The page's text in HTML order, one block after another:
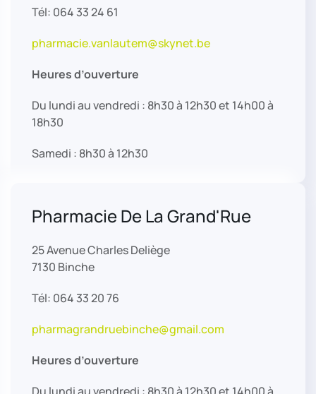
Tél: 064 33 24 61
pharmacie.vanlautem@skynet.be
Heures d’ouverture
Du lundi au vendredi : 8h30 à 12h30 et 14h00 à
18h30
Samedi : 8h30 à 12h30
Pharmacie De La Grand'Rue
25 Avenue Charles Deliège
7130 Binche
Tél: 064 33 20 76
pharmagrandruebinche@gmail.com
Heures d’ouverture